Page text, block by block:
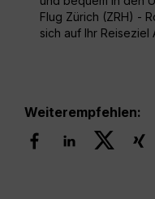
Flug Zürich (ZRH) -
sich auf Ihr Reiseziel
Weiterempfehlen: